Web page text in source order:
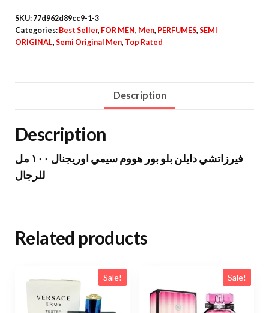
SKU: 77d962d89cc9-1-3
Categories: Best Seller, FOR MEN, Men, PERFUMES, SEMI
ORIGINAL, Semi Original Men, Top Rated
Description
Description
فيرزاتشي دايلن بلو بور هووم سيمي اوريجنال ١٠٠ مل
للرجال
Related products
Sale! Sale!